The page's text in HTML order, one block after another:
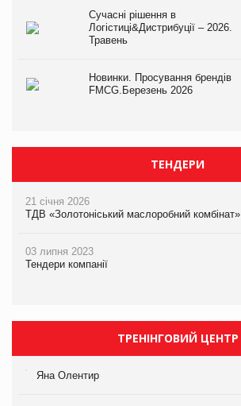
Сучасні рішення в
Логістиці&Дистрибуції – 2026.
Травень
Новинки. Просування брендів
FMCG.Березень 2026
ТЕНДЕРИ
21 січня 2026
ТДВ «Золотоніський маслоробний комбінат»
03 липня 2023
Тендери компанії
ТРЕНІНГОВИЙ ЦЕНТР
Яна Олентир